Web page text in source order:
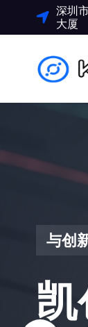
深圳
大厦
与创